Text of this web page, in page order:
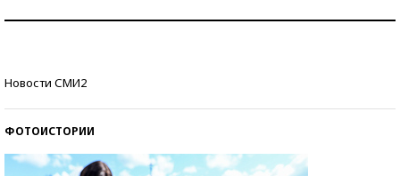
Новости СМИ2
ФОТОИСТОРИИ